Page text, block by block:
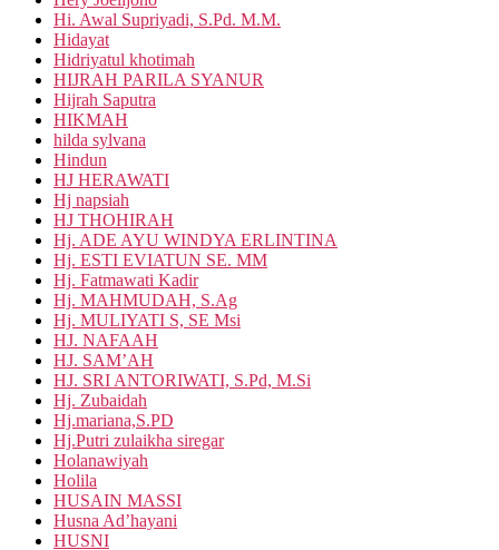
Hi. Awal Supriyadi, S.Pd. M.M.
Hidayat
Hidriyatul khotimah
HIJRAH PARILA SYANUR
Hijrah Saputra
HIKMAH
hilda sylvana
Hindun
HJ HERAWATI
Hj napsiah
HJ THOHIRAH
Hj. ADE AYU WINDYA ERLINTINA
Hj. ESTI EVIATUN SE. MM
Hj. Fatmawati Kadir
Hj. MAHMUDAH, S.Ag
Hj. MULIYATI S, SE Msi
HJ. NAFAAH
HJ. SAM’AH
HJ. SRI ANTORIWATI, S.Pd, M.Si
Hj. Zubaidah
Hj.mariana,S.PD
Hj.Putri zulaikha siregar
Holanawiyah
Holila
HUSAIN MASSI
Husna Ad’hayani
HUSNI